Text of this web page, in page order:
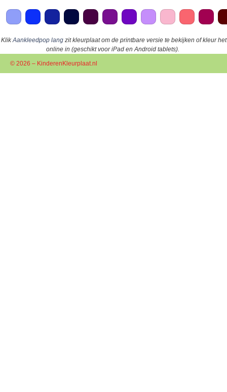
KlikAankleedpop langzit kleurplaat om de printbare versie te bekijken of kleur het
online in (geschikt voor iPad en Android tablets).
© 2026 – KinderenKleurplaat.nl